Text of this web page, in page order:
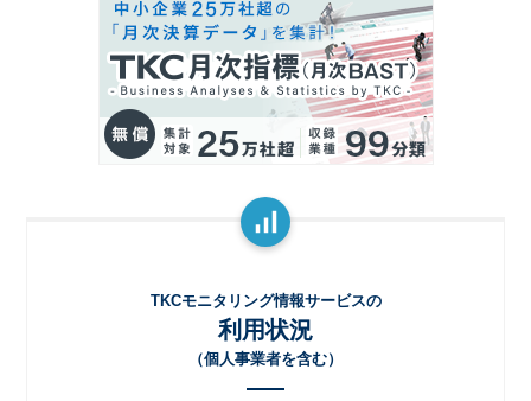
TKCモニタリング情報サービスの
利用状況
（個人事業者を含む）